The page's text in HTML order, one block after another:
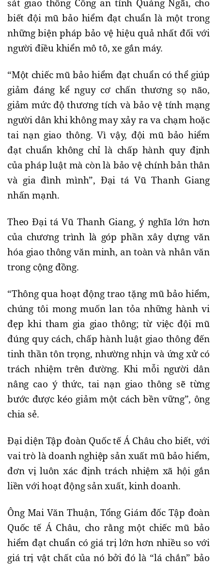
sát giao thông Công an tỉnh Quảng Ngãi, cho
biết đội mũ bảo hiểm đạt chuẩn là một trong
những biện pháp bảo vệ hiệu quả nhất đối với
người điều khiển mô tô, xe gắn máy.
“Một chiếc mũ bảo hiểm đạt chuẩn có thể giúp
giảm đáng kể nguy cơ chấn thương sọ não,
giảm mức độ thương tích và bảo vệ tính mạng
người dân khi không may xảy ra va chạm hoặc
tai nạn giao thông. Vì vậy, đội mũ bảo hiểm
đạt chuẩn không chỉ là chấp hành quy định
của pháp luật mà còn là bảo vệ chính bản thân
và gia đình mình”, Đại tá Vũ Thanh Giang
nhấn mạnh.
Theo Đại tá Vũ Thanh Giang, ý nghĩa lớn hơn
của chương trình là góp phần xây dựng văn
hóa giao thông văn minh, an toàn và nhân văn
trong cộng đồng.
“Thông qua hoạt động trao tặng mũ bảo hiểm,
chúng tôi mong muốn lan tỏa những hành vi
đẹp khi tham gia giao thông; từ việc đội mũ
đúng quy cách, chấp hành luật giao thông đến
tinh thần tôn trọng, nhường nhịn và ứng xử có
trách nhiệm trên đường. Khi mỗi người dân
nâng cao ý thức, tai nạn giao thông sẽ từng
bước được kéo giảm một cách bền vững”, ông
chia sẻ.
Đại diện Tập đoàn Quốc tế Á Châu cho biết, với
vai trò là doanh nghiệp sản xuất mũ bảo hiểm,
đơn vị luôn xác định trách nhiệm xã hội gắn
liền với hoạt động sản xuất, kinh doanh.
Ông Mai Văn Thuận, Tổng Giám đốc Tập đoàn
Quốc tế Á Châu, cho rằng một chiếc mũ bảo
hiểm đạt chuẩn có giá trị lớn hơn nhiều so với
giá trị vật chất của nó bởi đó là “lá chắn” bảo